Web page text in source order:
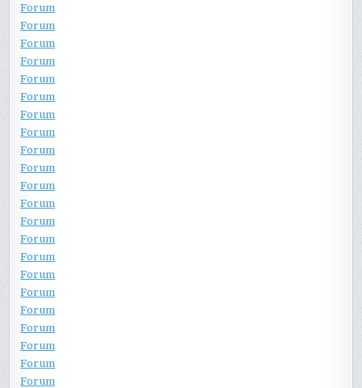
Forum
Forum
Forum
Forum
Forum
Forum
Forum
Forum
Forum
Forum
Forum
Forum
Forum
Forum
Forum
Forum
Forum
Forum
Forum
Forum
Forum
Forum